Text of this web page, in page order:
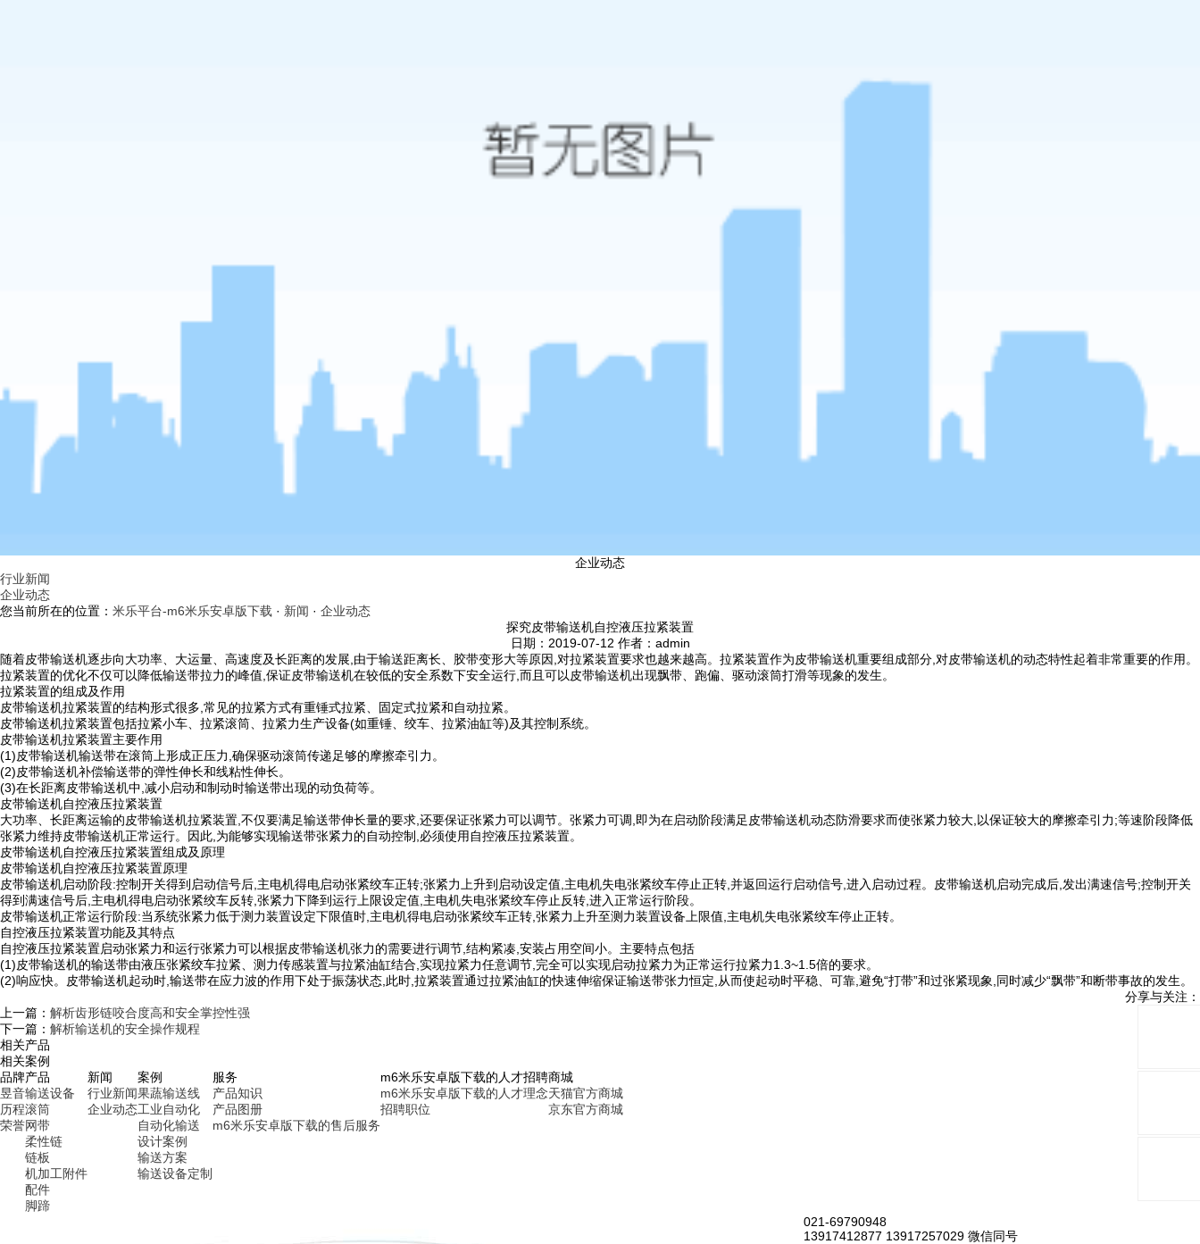
企业动态
行业新闻
企业动态
您当前所在的位置： 米乐平台-m6米乐安卓版下载 · 新闻 · 企业动态
探究皮带输送机自控液压拉紧装置
日期：2019-07-12 作者：admin
随着皮带输送机逐步向大功率、大运量、高速度及长距离的发展,由于输送距离长、胶带变形大等原因,对拉紧装置要求也越来越高。拉紧装置作为皮带输送机重要组成部分,对皮带输送机的动态特性起着非常重要的作用。
拉紧装置的优化不仅可以降低输送带拉力的峰值,保证皮带输送机在较低的安全系数下安全运行,而且可以皮带输送机出现飘带、跑偏、驱动滚筒打滑等现象的发生。
拉紧装置的组成及作用
皮带输送机拉紧装置的结构形式很多,常见的拉紧方式有重锤式拉紧、固定式拉紧和自动拉紧。
皮带输送机拉紧装置包括拉紧小车、拉紧滚筒、拉紧力生产设备(如重锤、绞车、拉紧油缸等)及其控制系统。
皮带输送机拉紧装置主要作用
(1)皮带输送机输送带在滚筒上形成正压力,确保驱动滚筒传递足够的摩擦牵引力。
(2)皮带输送机补偿输送带的弹性伸长和线粘性伸长。
(3)在长距离皮带输送机中,减小启动和制动时输送带出现的动负荷等。
皮带输送机自控液压拉紧装置
大功率、长距离运输的皮带输送机拉紧装置,不仅要满足输送带伸长量的要求,还要保证张紧力可以调节。张紧力可调,即为在启动阶段满足皮带输送机动态防滑要求而使张紧力较大,以保证较大的摩擦牵引力;等速阶段降低
张紧力维持皮带输送机正常运行。因此,为能够实现输送带张紧力的自动控制,必须使用自控液压拉紧装置。
皮带输送机自控液压拉紧装置组成及原理
皮带输送机自控液压拉紧装置原理
皮带输送机启动阶段:控制开关得到启动信号后,主电机得电启动张紧绞车正转;张紧力上升到启动设定值,主电机失电张紧绞车停止正转,并返回运行启动信号,进入启动过程。皮带输送机启动完成后,发出满速信号;控制开关
得到满速信号后,主电机得电启动张紧绞车反转,张紧力下降到运行上限设定值,主电机失电张紧绞车停止反转,进入正常运行阶段。
皮带输送机正常运行阶段:当系统张紧力低于测力装置设定下限值时,主电机得电启动张紧绞车正转,张紧力上升至测力装置设备上限值,主电机失电张紧绞车停止正转。
自控液压拉紧装置功能及其特点
自控液压拉紧装置启动张紧力和运行张紧力可以根据皮带输送机张力的需要进行调节,结构紧凑,安装占用空间小。主要特点包括
(1)皮带输送机的输送带由液压张紧绞车拉紧、测力传感装置与拉紧油缸结合,实现拉紧力任意调节,完全可以实现启动拉紧力为正常运行拉紧力1.3~1.5倍的要求。
(2)响应快。皮带输送机起动时,输送带在应力波的作用下处于振荡状态,此时,拉紧装置通过拉紧油缸的快速伸缩保证输送带张力恒定,从而使起动时平稳、可靠,避免“打带”和过张紧现象,同时减少“飘带”和断带事故的发生。
分享与关注：
上一篇： 解析齿形链咬合度高和安全掌控性强
下一篇： 解析输送机的安全操作规程
相关产品
相关案例
品牌
昱音
历程
荣誉
产品
输送设备
滚筒
网带
柔性链
链板
机加工附件
配件
脚蹄
新闻
行业新闻
企业动态
案例
果蔬输送线
工业自动化
自动化输送
设计案例
输送方案
输送设备定制
服务
产品知识
产品图册
m6米乐安卓版下载的售后服务
m6米乐安卓版下载的人才招聘
m6米乐安卓版下载的人才理念
招聘职位
商城
天猫官方商城
京东官方商城
021-69790948
13917412877 13917257029 微信同号